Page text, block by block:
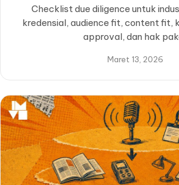
Checklist due diligence untuk
kredensial, audience fit, content fit,
approval, dan hak
Maret 13, 2026